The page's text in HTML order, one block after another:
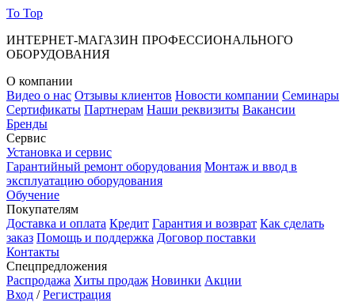
To Top
ИНТЕРНЕТ-МАГАЗИН ПРОФЕССИОНАЛЬНОГО
ОБОРУДОВАНИЯ
О компании
Видео о нас Отзывы клиентов Новости компании Семинары
Сертификаты Партнерам Наши реквизиты Вакансии
Бренды
Сервис
Установка и сервис
Гарантийный ремонт оборудования Монтаж и ввод в
эксплуатацию оборудования
Обучение
Покупателям
Доставка и оплата Кредит Гарантия и возврат Как сделать
заказ Помощь и поддержка Договор поставки
Контакты
Спецпредложения
Распродажа Хиты продаж Новинки Акции
Вход /Регистрация